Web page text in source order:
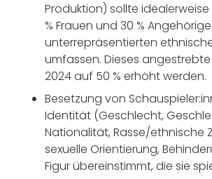
Produktion) sollte
% Frauen und 30 %
unterrepräsentierten
umfassen. Dieses angestrebte
2024 auf 50 % erhöht werden.
Besetzung von
Identität (Geschlecht,
Nationalität, Rasse/ethnische
sexuelle Orientierung,
Figur übereinstimmt, die sie